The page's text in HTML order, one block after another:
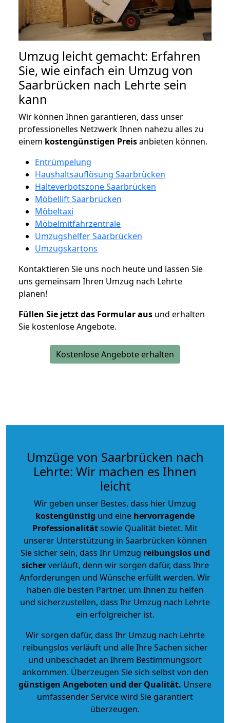
Umzug leicht gemacht: Erfahren
Sie, wie einfach ein Umzug von
Saarbrücken nach Lehrte sein
kann
Wir können Ihnen garantieren, dass unser
professionelles Netzwerk Ihnen nahezu alles zu
einem kostengünstigen Preisanbieten können.
Entrümpelung
Haushaltsauflösung Saarbrücken
Halteverbotszone Saarbrücken
Möbellift Saarbrücken
Möbeltaxi
Möbelmitfahrzentrale
Umzugshelfer Saarbrücken
Umzugskartons
Kontaktieren Sie uns noch heute und lassen Sie
uns gemeinsam Ihren Umzug nach Lehrte
planen!
Füllen Sie jetzt das Formular aus und erhalten
Sie kostenlose Angebote.
Kostenlose Angebote erhalten
Umzüge von Saarbrücken nach
Lehrte: Wir machen es Ihnen
leicht
Wir geben unser Bestes, dass hier Umzug
kostengünstig und eine hervorragende
Professionalitätsowie Qualität bietet. Mit
unserer Unterstützung in Saarbrücken können
Sie sicher sein, dass Ihr Umzug reibungslos und
sicherverläuft, denn wir sorgen dafür, dass Ihre
Anforderungen und Wünsche erfüllt werden. Wir
haben die besten Partner, um Ihnen zu helfen
und sicherzustellen, dass Ihr Umzug nach Lehrte
ein erfolgreicher ist.
Wir sorgen dafür, dass Ihr Umzug nach Lehrte
reibungslos verläuft und alle Ihre Sachen sicher
und unbeschadet an Ihrem Bestimmungsort
ankommen. Überzeugen Sie sich selbst von den
günstigen Angeboten und der Qualität. Unsere
umfassender Service wird Sie garantiert
überzeugen.